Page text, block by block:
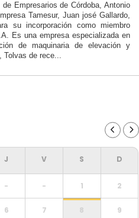
Empresarios de Córdoba, Antonio
Tamesur, Juan josé Gallardo,
su incorporación como miembro
Es una empresa especializada en
de maquinaria de elevación y
Tolvas de rece...
- - 1 2
6 7 8 9